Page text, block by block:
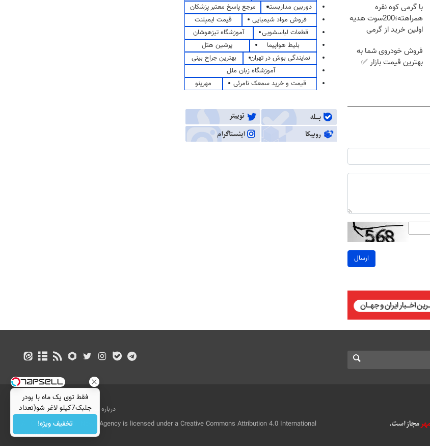
با گرمی کوه نقره
همراهته؛200سوت هدیه
اولین خرید از گرمی
فروش خودروی شما به
بهترین قیمت بازار ✅
ارسال
دوربین مداربسته
مرجع پاسخ معتبر پزشکان
فروش مواد شیمیایی
قیمت ایمپلنت
قطعات لباسشویی
آموزشگاه تیزهوشان
بلیط هواپیما
پرشین هتل
نمایندگی بوش در تهران
بهترین جراح بینی
آموزشگاه زبان ملل
قیمت و خرید سمعک نامرئی
مهرینو
درباره ما تماس با ما
بازرگانی
All Content by Mehr News Agency is licensed under a Creative Commons Attribution 4.0 International
License.
فقط توی یک ماه با پودر
جلبک7کیلو لاغر شو(تعداد
محدود)
تخفیف ویژه!